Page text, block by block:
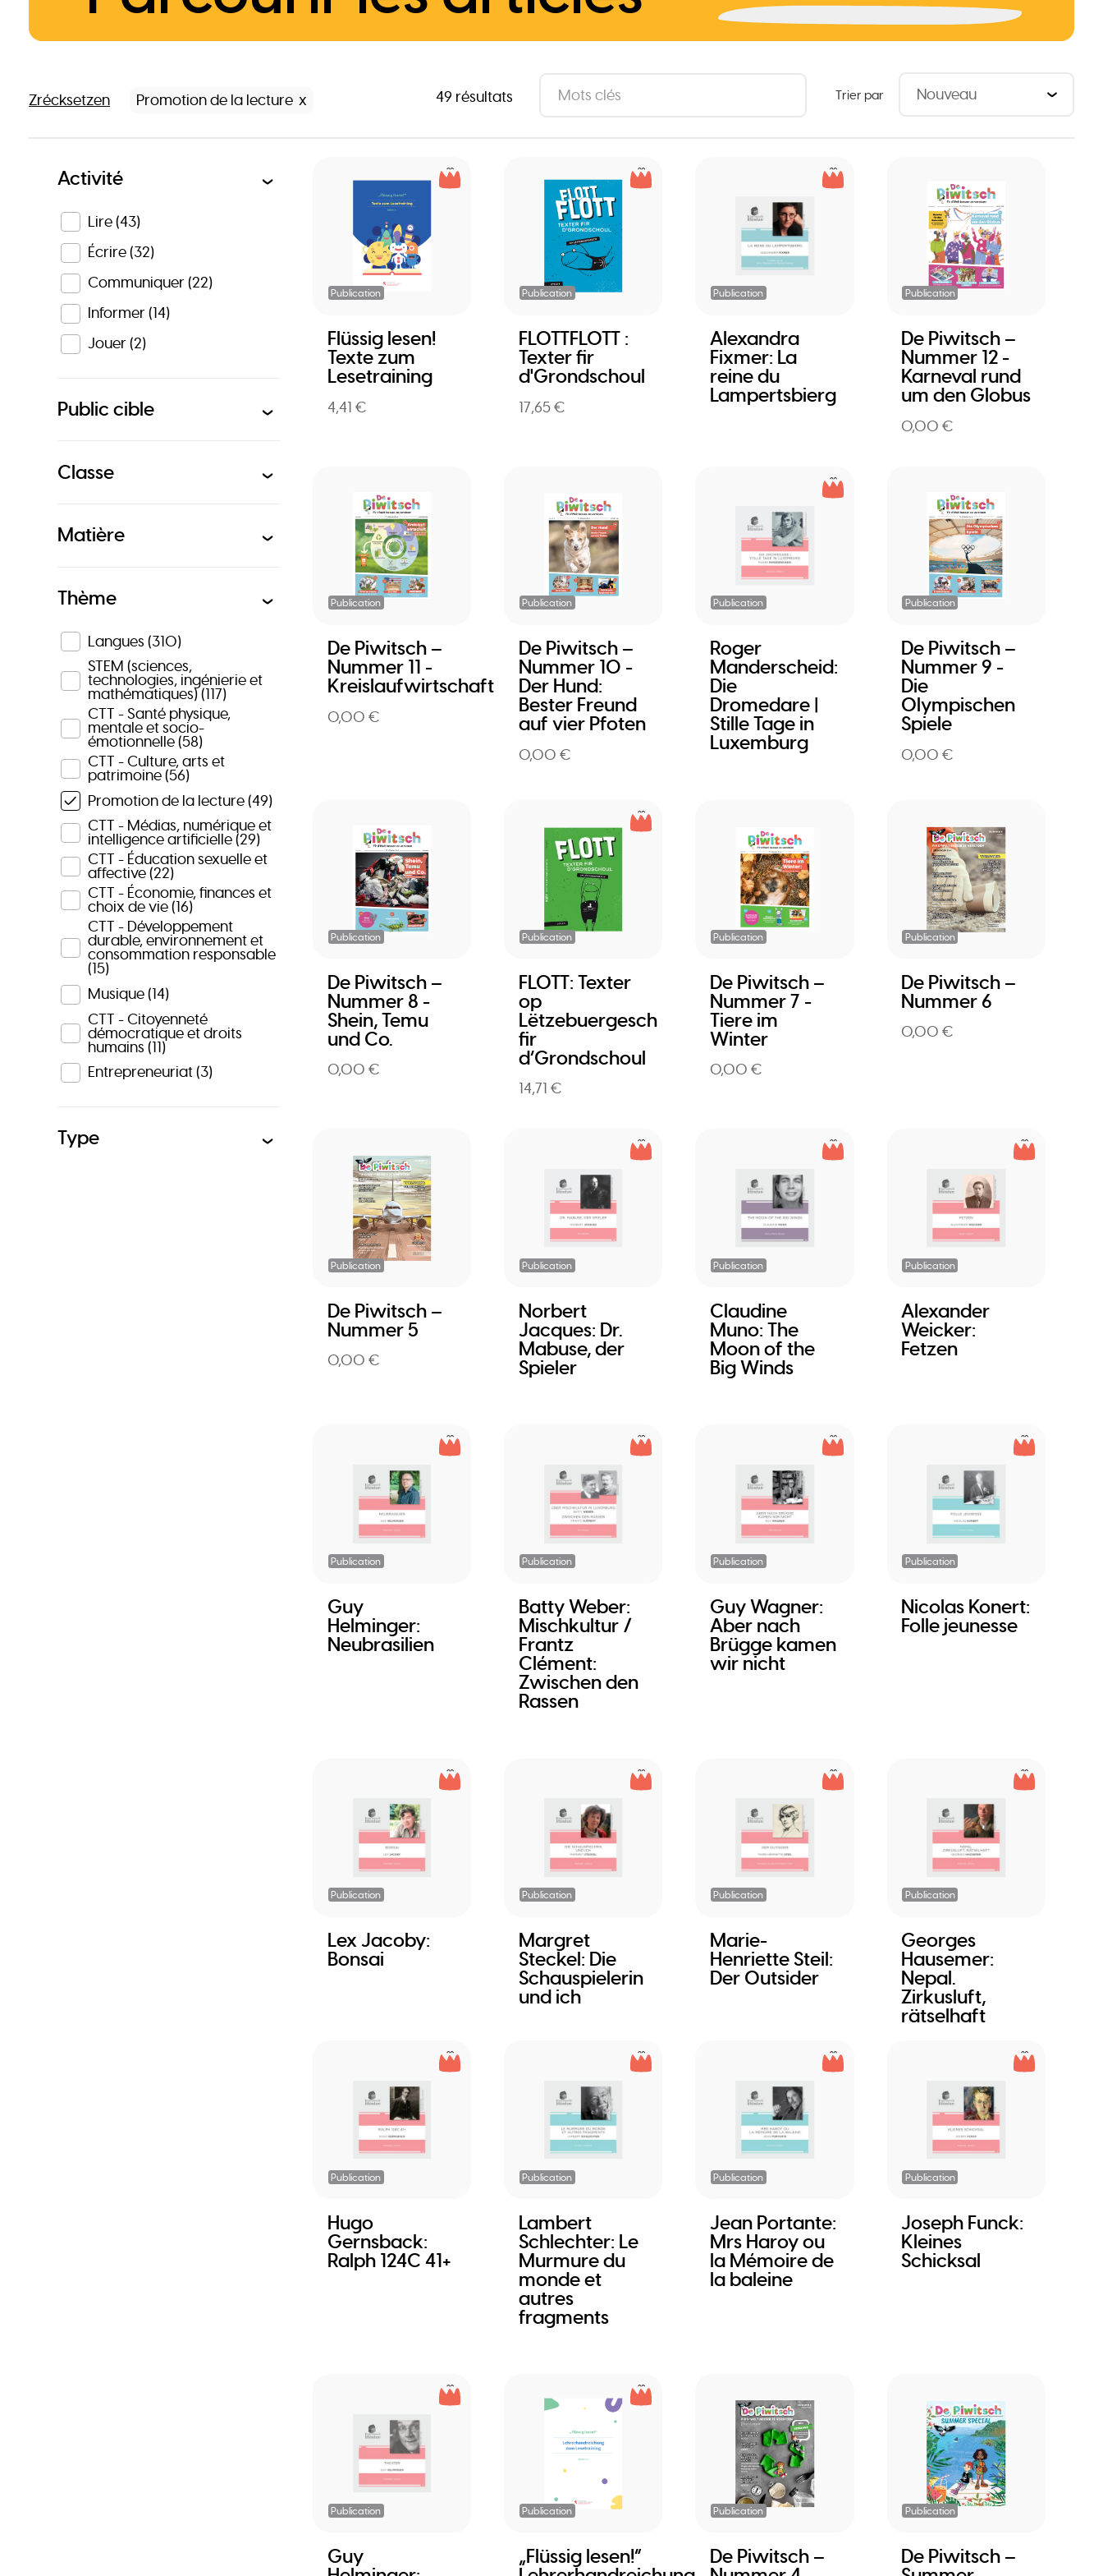
Zrécksetzen Promotion de la lecture Trier par
49 résultats
Publication
Flüssig lesen!
Texte zum
Lesetraining
4,41 €
Publication
FLOTTFLOTT :
Texter fir
d'Grondschoul
17,65 €
Publication
Alexandra
Fixmer: La
reine du
Lampertsbierg
Publication
De Piwitsch –
Nummer 12 -
Karneval rund
um den Globus
0,00 €
Publication
De Piwitsch –
Nummer 11 -
Kreislaufwirtschaft
0,00 €
Publication
De Piwitsch –
Nummer 10 -
Der Hund:
Bester Freund
auf vier Pfoten
0,00 €
Publication
Roger
Manderscheid:
Die
Dromedare |
Stille Tage in
Luxemburg
Publication
De Piwitsch –
Nummer 9 -
Die
Olympischen
Spiele
0,00 €
Publication
De Piwitsch –
Nummer 8 -
Shein, Temu
und Co.
0,00 €
Publication
FLOTT: Texter
op
Lëtzebuergesch
fir
d’Grondschoul
14,71 €
Publication
De Piwitsch –
Nummer 7 -
Tiere im
Winter
0,00 €
Publication
De Piwitsch –
Nummer 6
0,00 €
Publication
De Piwitsch –
Nummer 5
0,00 €
Publication
Norbert
Jacques: Dr.
Mabuse, der
Spieler
Publication
Claudine
Muno: The
Moon of the
Big Winds
Publication
Alexander
Weicker:
Fetzen
Publication
Guy
Helminger:
Neubrasilien
Publication
Batty Weber:
Mischkultur /
Frantz
Clément:
Zwischen den
Rassen
Publication
Guy Wagner:
Aber nach
Brügge kamen
wir nicht
Publication
Nicolas Konert:
Folle jeunesse
Publication
Lex Jacoby:
Bonsai
Publication
Margret
Steckel: Die
Schauspielerin
und ich
Publication
Marie-
Henriette Steil:
Der Outsider
Publication
Georges
Hausemer:
Nepal.
Zirkusluft,
rätselhaft
Publication
Hugo
Gernsback:
Ralph 124C 41+
Publication
Lambert
Schlechter: Le
Murmure du
monde et
autres
fragments
Publication
Jean Portante:
Mrs Haroy ou
la Mémoire de
la baleine
Publication
Joseph Funck:
Kleines
Schicksal
Publication
Guy
Publication
„Flüssig lesen!“
Publication
De Piwitsch –
Publication
De Piwitsch –
Activité
Lire(43)
Écrire(32)
Communiquer(22)
Informer(14)
Jouer(2)
Public cible
Classe
Matière
Thème
Langues (310)
STEM (sciences,
technologies, ingénierie et
mathématiques)(117)
CTT - Santé physique,
mentale et socio-
émotionnelle(58)
CTT - Culture, arts et
patrimoine(56)
Promotion de la lecture(49)
CTT - Médias, numérique et
intelligence artificielle(29)
CTT - Éducation sexuelle et
affective(22)
CTT - Économie, finances et
choix de vie(16)
CTT - Développement
durable, environnement et
consommation responsable
(15)
Musique(14)
CTT - Citoyenneté
démocratique et droits
humains (11)
Entrepreneuriat(3)
Type